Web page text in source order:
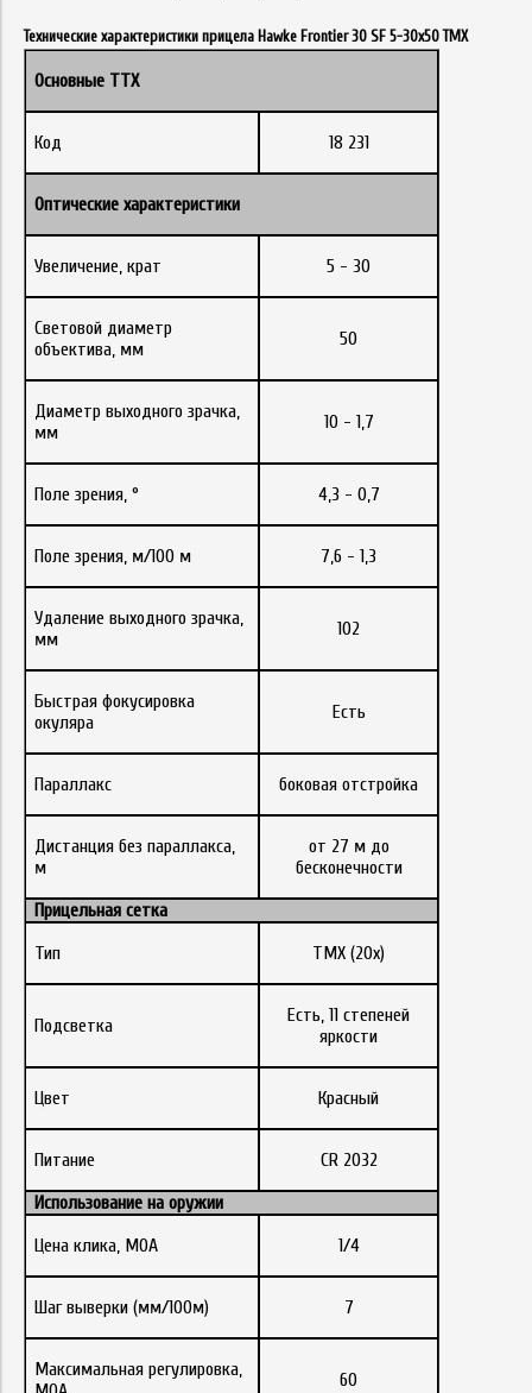
Технические характеристики прицела Hawke Frontier 30 SF 5-30x50 TMX
Основные ТТХ
Код 18 231
Оптические характеристики
Увеличение, крат 5 - 30
Световой диаметр
объектива, мм
50
Диаметр выходного зрачка,
мм
10 - 1,7
Поле зрения, ° 4,3 - 0,7
Поле зрения, м/100 м 7,6 - 1,3
Удаление выходного зрачка,
мм
102
Быстрая фокусировка
окуляра
Есть
Параллакс боковая отстройка
Дистанция без параллакса,
м
от 27 м до
бесконечности
Прицельная сетка
Тип
TMX (20x)
Подсветка
Есть, 11 степеней
яркости
Цвет Красный
Питание
CR 2032
Использование на оружии
Цена клика, МОА
1/4
Шаг выверки (мм/100м) 7
Максимальная регулировка,
60